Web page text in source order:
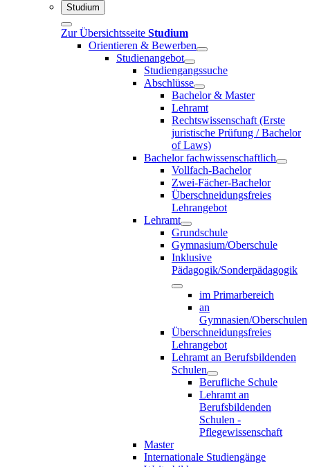
Studium
Zur Übersichtsseite Studium
Orientieren & Bewerben
Studienangebot
Studiengangssuche
Abschlüsse
Bachelor & Master
Lehramt
Rechtswissenschaft (Erste
juristische Prüfung / Bachelor
of Laws)
Bachelor fachwissenschaftlich
Vollfach-Bachelor
Zwei-Fächer-Bachelor
Überschneidungsfreies
Lehrangebot
Lehramt
Grundschule
Gymnasium/Oberschule
Inklusive
Pädagogik/Sonderpädagogik
im Primarbereich
an
Gymnasien/Oberschulen
Überschneidungsfreies
Lehrangebot
Lehramt an Berufsbildenden
Schulen
Berufliche Schule
Lehramt an
Berufsbildenden
Schulen -
Pflegewissenschaft
Master
Internationale Studiengänge